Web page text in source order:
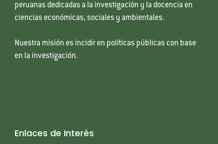
peruanas dedicadas a la investigación y la docencia en
ciencias económicas, sociales y ambientales.
Nuestra misión es incidir en políticas públicas con base
en la investigación.
Enlaces de Interés